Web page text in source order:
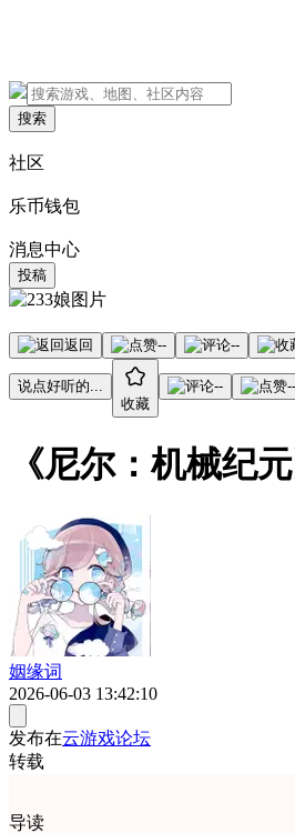
搜索
社区
乐币钱包
消息中心
投稿
返回 -- --
说点好听的...
收藏
-- --
《尼尔：机械纪
姻缘词
2026-06-03 13:42:10
发布在云游戏论坛
转载
导读